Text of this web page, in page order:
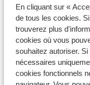
En cliquant sur «
de tous les cookies.
trouverez plus
cookies où vous
souhaitez autoriser.
nécessaires
cookies fonctionnels
Distance à
kilomètres
Autres
Hôtel Beach